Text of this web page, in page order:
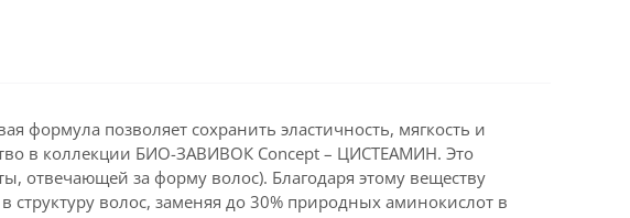
позволяет сохранить эластичность, мягкость и
в коллекции БИО-ЗАВИВОК Concept – ЦИСТЕАМИН. Это
отвечающей за форму волос). Благодаря этому веществу
структуру волос, заменяя до 30% природных аминокислот в